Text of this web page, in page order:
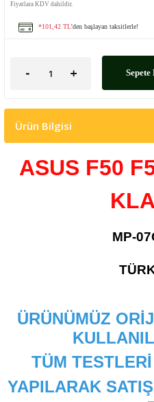
Fiyatlara KDV dahildir.
*101,42 TL'den başlayan taksitlerle!
Sepete
Ürün Bilgisi
ASUS F50
MP-
ÜRÜNÜMÜZ
TÜM
YAPILARAK